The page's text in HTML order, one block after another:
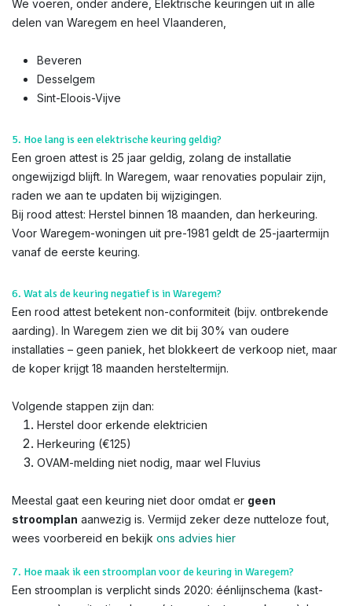
We voeren, onder andere, Elektrische keuringen uit in alle
delen van Waregem en heel Vlaanderen,
Beveren
Desselgem
Sint-Eloois-Vijve
5. Hoe lang is een elektrische keuring geldig?
Een groen attest is 25 jaar geldig, zolang de installatie
ongewijzigd blijft. In Waregem, waar renovaties populair zijn,
raden we aan te updaten bij wijzigingen.
Bij rood attest: Herstel binnen 18 maanden, dan herkeuring.
Voor Waregem-woningen uit pre-1981 geldt de 25-jaartermijn
vanaf de eerste keuring.
6. Wat als de keuring negatief is in Waregem?
Een rood attest betekent non-conformiteit (bijv. ontbrekende
aarding). In Waregem zien we dit bij 30% van oudere
installaties – geen paniek, het blokkeert de verkoop niet, maar
de koper krijgt 18 maanden hersteltermijn.
Volgende stappen zijn dan:
Herstel door erkende elektricien
Herkeuring (€125)
OVAM-melding niet nodig, maar wel Fluvius
Meestal gaat een keuring niet door omdat er geen
stroomplan aanwezig is. Vermijd zeker deze nutteloze fout,
wees voorbereid en bekijk ons advies hier
7. Hoe maak ik een stroomplan voor de keuring in Waregem?
Een stroomplan is verplicht sinds 2020: éénlijnschema (kast-